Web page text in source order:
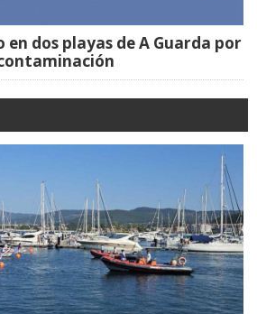
en dos playas de A Guarda por